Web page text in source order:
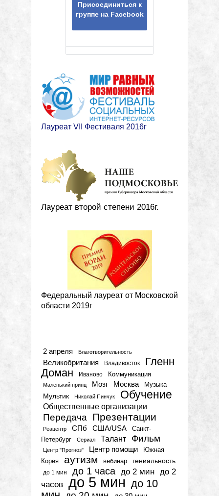
Присоединиться к
группе на Facebook
Лауреат VII Фестиваля 2016г
Лауреат второй степени 2016г.
Федеральный лауреат от Московской
области 2019г
2 апреля Благотворительность
Великобритания Владивосток
Гленн
Доман
Иваново Коммуникация
Маленький принц Мозг Москва Музыка
Мультик Николай Пинчук Обучение
Общественные организации
Передача Презентации
Реацентр СПб США/USA
Санкт-
Петербург
Сериал Талант Фильм
Центр "Прогноз" Центр помощи
Южная
Корея
аутизм вебинар гениальность
до 1 мин до 1 часа до 2 мин до 2
часов до 5 мин до 10